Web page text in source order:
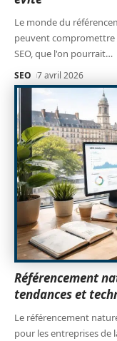
Le monde du
peuvent compromettre
SEO, que l'on pourrait…
SEO 7 avril 2026
Référencement
tendances et
Le référencement
pour les entreprises de